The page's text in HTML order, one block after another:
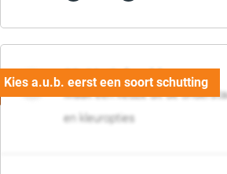
02. Motief en kleur
Maak een keuze uit de
en kleuropties